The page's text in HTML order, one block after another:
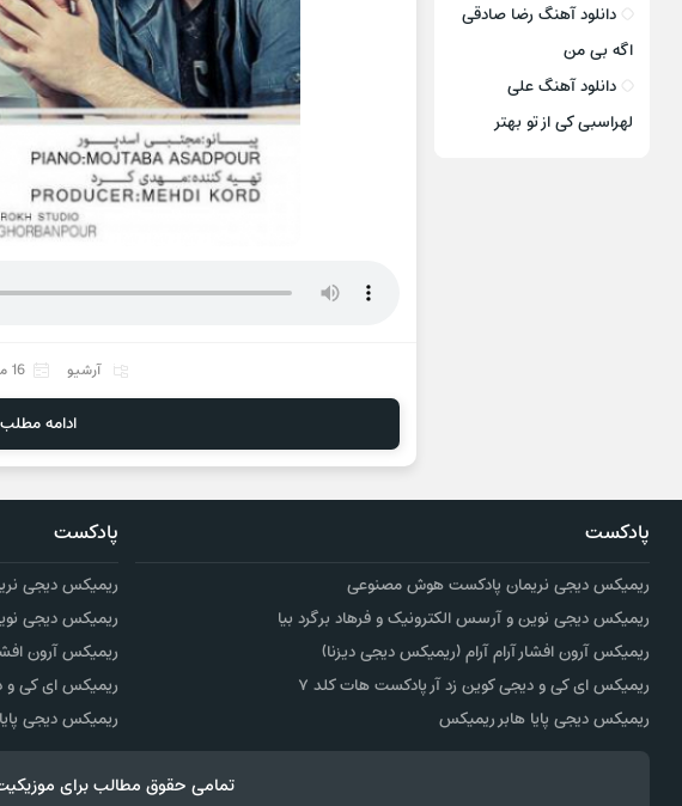
آرشیو 16 مرداد 1401
ادامه
دانلود آهنگ رضا صادقی
اگه بی من
دانلود آهنگ علی
لهراسبی کی از تو ‌بهتر
پادکست
ریمیکس دیجی نریمان پادکست هوش مصنوعی
ریمیکس دیجی نوین و آرسس الکترونیک و فرهاد برگرد بیا
ریمیکس آرون افشار آرام آرام (ریمیکس دیجی دیزنا)
ریمیکس ای کی و دیجی کوین زد آر پادکست هات کلد ۷
ریمیکس دیجی پایا هابر ریمیکس
پادکست
ریمیکس دیجی
ریمیکس دیجی
ریمیکس آرون
ریمیکس ای کی و
ریمیکس دیجی
تمامی حقوق مطالب برای